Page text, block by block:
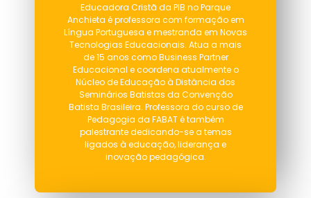
Educadora Cristã da PIB no Parque
Anchieta é professora com formação em
Língua Portuguesa e mestranda em Novas
Tecnologias Educacionais. Atua a mais
de 15 anos como Business Partner
Educacional e coordena atualmente o
Núcleo de Educação à Distância dos
Seminários Batistas da Convenção
Batista Brasileira. Professora do curso de
Pedagogia da FABAT é também
palestrante dedicando-se a temas
ligados à educação, liderança e
inovação pedagógica.